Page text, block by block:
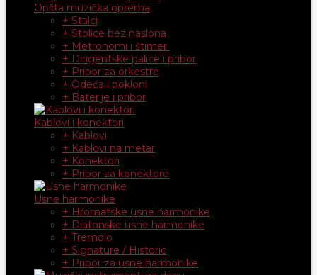
Opšta muzička oprema
+ Stalci
+ Stolice bez naslona
+ Metronomi i štimeri
+ Dirigentske palice i pribor
+ Pribor za orkestre
+ Odeća i pokloni
+ Baterije i pribor
Kablovi i konektori
+ Kablovi
+ Kablovi na metar
+ Konektori
+ Pribor za konektore
Usne harmonike
+ Hromatske usne harmonike
+ Diatonske usne harmonike
+ Tremolo
+ Signature / Historic
+ Pribor za usne harmonike